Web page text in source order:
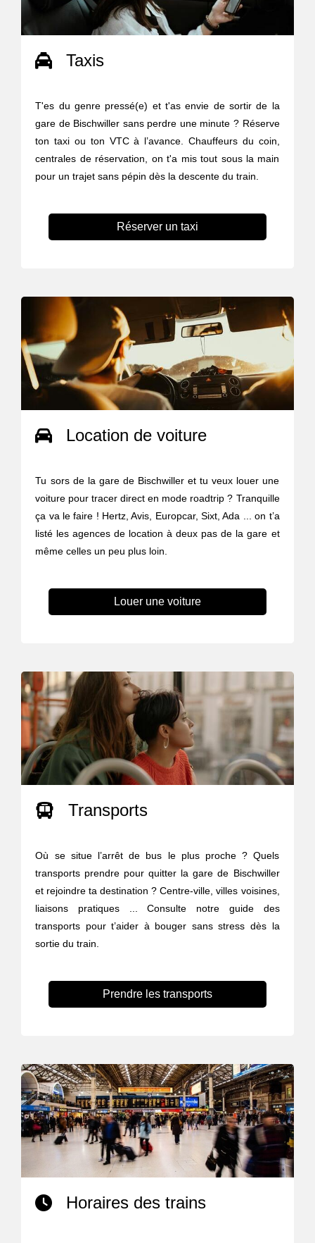
Taxis
T'es du genre pressé(e) et t'as envie de sortir de la
gare de Bischwiller sans perdre une minute ? Réserve
ton taxi ou ton VTC à l’avance. Chauffeurs du coin,
centrales de réservation, on t'a mis tout sous la main
pour un trajet sans pépin dès la descente du train.
Réserver un taxi
Location de voiture
Tu sors de la gare de Bischwiller et tu veux louer une
voiture pour tracer direct en mode roadtrip ? Tranquille
ça va le faire ! Hertz, Avis, Europcar, Sixt, Ada ... on t’a
listé les agences de location à deux pas de la gare et
même celles un peu plus loin.
Louer une voiture
Transports
Où se situe l’arrêt de bus le plus proche ? Quels
transports prendre pour quitter la gare de Bischwiller
et rejoindre ta destination ? Centre-ville, villes voisines,
liaisons pratiques ... Consulte notre guide des
transports pour t’aider à bouger sans stress dès la
sortie du train.
Prendre les transports
Horaires des trains